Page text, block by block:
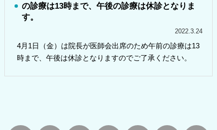
の診療は13時まで、午後の診療は休診となりま
す。
2022.3.24
4月 1日（金）は院長が医師会出席のため午前の診療は13
時まで、午後は休診となりますのでご了承ください。